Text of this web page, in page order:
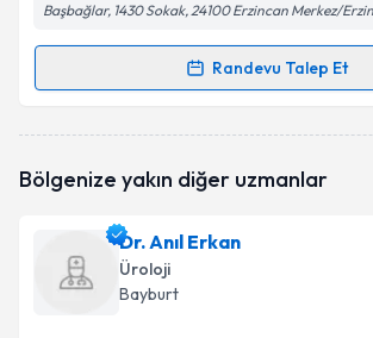
Başbağlar, 1430 Sokak, 24100 Erzincan Merkez/
Randevu Talep Et
Randevu Takvimi Talebi
oluşturun. Size bu uzmandan randevu
E-posta Adresiniz
Bölgenize yakın diğer uzmanlar
Dr. Anıl Erkan
Üroloji
Bayburt